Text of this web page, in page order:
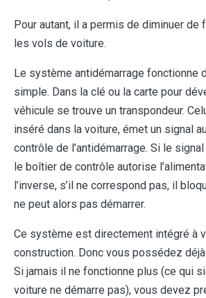
Pour autant, il a permis de diminuer de
les vols de voiture.
Le système antidémarrage fonctionne
simple. Dans la clé ou la carte pour
véhicule se trouve un transpondeur.
inséré dans la voiture, émet un signal
contrôle de l’antidémarrage. Si le
le boîtier de contrôle autorise
l’inverse, s’il ne correspond pas, il
ne peut alors pas démarrer.
Ce système est directement intégré à
construction. Donc vous possédez
Si jamais il ne fonctionne plus (ce qui
voiture ne démarre pas), vous devez